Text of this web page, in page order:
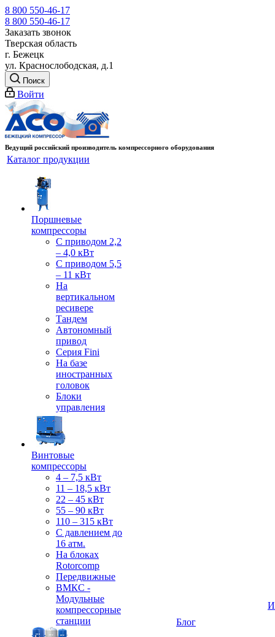
8 800 550-46-17
8 800 550-46-17
Заказать звонок
Тверская область
г. Бежецк
ул. Краснослободская, д.1
Поиск
Войти
Ведущий российский производитель компрессорного оборудования
Каталог продукции
Поршневые
компрессоры
С приводом 2,2
– 4,0 кВт
С приводом 5,5
– 11 кВт
На
вертикальном
ресивере
Тандем
Автономный
привод
Серия Fini
На базе
иностранных
головок
Блоки
управления
Винтовые
компрессоры
4 – 7,5 кВт
11 – 18,5 кВт
22 – 45 кВт
55 – 90 кВт
110 – 315 кВт
С давлением до
16 атм.
На блоках
Rotorcomp
Передвижные
ВМКС -
Модульные
компрессорные
станции
Блог